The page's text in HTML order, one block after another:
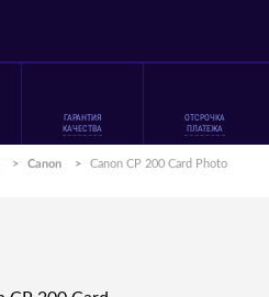
ГАРАНТИЯ
КАЧЕСТВА
ОТСРОЧКА
ПЛАТЕЖА
> Canon >
Canon CP 200 Card Photo